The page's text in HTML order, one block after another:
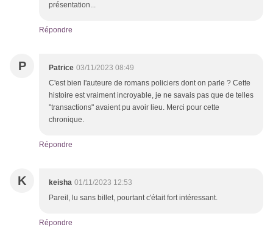
présentation...
Répondre
P Patrice 03/11/2023 08:49
C'est bien l'auteure de romans policiers dont on parle ? Cette
histoire est vraiment incroyable, je ne savais pas que de telles
"transactions" avaient pu avoir lieu. Merci pour cette
chronique.
Répondre
K keisha 01/11/2023 12:53
Pareil, lu sans billet, pourtant c'était fort intéressant.
Répondre